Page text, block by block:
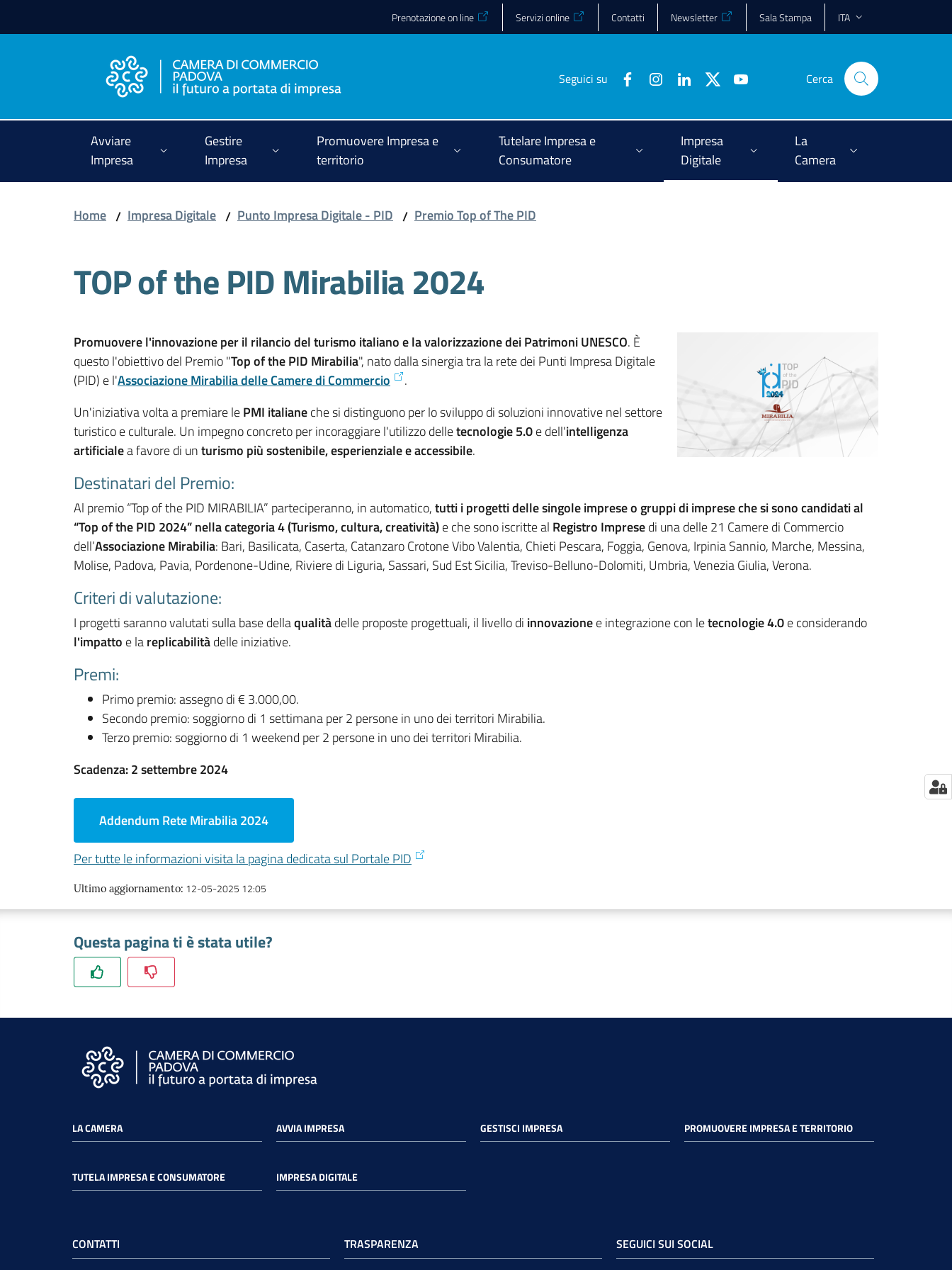
Prenotazione on line Servizi online Contatti Newsletter Sala Stampa ITA
Seguici su Cerca
Avviare
Impresa
Gestire
Impresa
Promuovere Impresa e
territorio
Tutelare Impresa e
Consumatore
Impresa
Digitale
La
Camera
Home / Impresa Digitale / Punto Impresa Digitale - PID / Premio Top of The PID
TOP of the PID Mirabilia 2024
Promuovere l'innovazione per il rilancio del turismo italiano e la valorizzazione dei Patrimoni UNESCO. È
questo l'obiettivo del Premio "Top of the PID Mirabilia", nato dalla sinergia tra la rete dei Punti Impresa Digitale
(PID) e l'Associazione Mirabilia delle Camere di Commercio
.
Un'iniziativa volta a premiare lePMI italianeche si distinguono per lo sviluppo di soluzioni innovative nel settore
turistico e culturale. Un impegno concreto per incoraggiare l'utilizzo delletecnologie 5.0e dell'intelligenza
artificialea favore di unturismo più sostenibile, esperienziale e accessibile.
Destinatari del Premio:
Al premio “Top of the PID MIRABILIA” parteciperanno, in automatico,tutti i progetti delle singole imprese o gruppi di imprese che si sono candidati al
“Top of the PID 2024” nella categoria 4 (Turismo, cultura, creatività)e che sono iscritte al Registro Impresedi una delle 21 Camere di Commercio
dell’Associazione Mirabilia: Bari, Basilicata, Caserta, Catanzaro Crotone Vibo Valentia, Chieti Pescara, Foggia, Genova, Irpinia Sannio, Marche, Messina,
Molise, Padova, Pavia, Pordenone-Udine, Riviere di Liguria, Sassari, Sud Est Sicilia, Treviso-Belluno-Dolomiti, Umbria, Venezia Giulia, Verona.
Criteri di valutazione:
I progetti saranno valutati sulla base dellaqualitàdelle proposte progettuali, il livello di innovazionee integrazione con letecnologie 4.0e considerando
l'impatto e lareplicabilitàdelle iniziative.
Premi:
Primo premio: assegno di € 3.000,00.
Secondo premio: soggiorno di 1 settimana per 2 persone in uno dei territori Mirabilia.
Terzo premio: soggiorno di 1 weekend per 2 persone in uno dei territori Mirabilia.
Scadenza: 2 settembre 2024
Addendum Rete Mirabilia 2024
Per tutte le informazioni visita la pagina dedicata sul Portale PID
Ultimo aggiornamento: 12-05-2025 12:05
Questa pagina ti è stata utile?
LA CAMERA AVVIA IMPRESA GESTISCI IMPRESA PROMUOVERE IMPRESA E TERRITORIO
TUTELA IMPRESA E CONSUMATORE IMPRESA DIGITALE
CONTATTI TRASPARENZA SEGUICI SUI SOCIAL